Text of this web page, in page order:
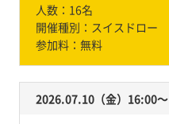
人数： 16名
開催種別： スイスドロー
参加料： 無料
2026.07.10（金）16:00〜